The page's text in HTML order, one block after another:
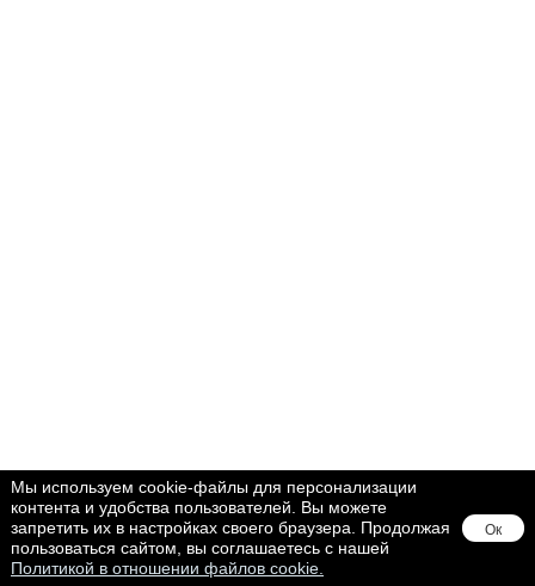
Мы используем cookie-файлы для персонализации
контента и удобства пользователей. Вы можете
запретить их в настройках своего браузера. Продолжая
пользоваться сайтом, вы соглашаетесь с нашей
Политикой в отношении файлов cookie.
Ок